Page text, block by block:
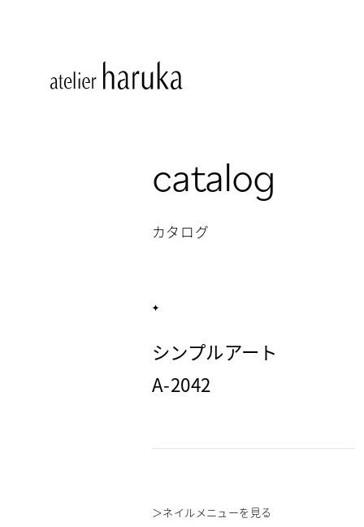
catalog
カタログ
シンプルアート
A-2042
＞ネイルメニューを見る